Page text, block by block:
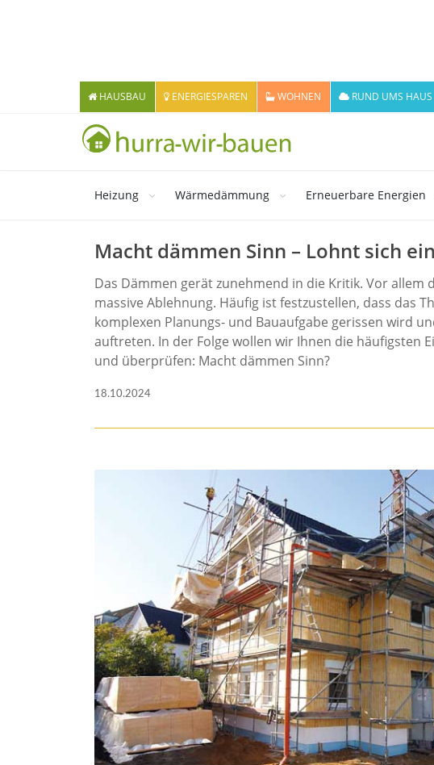
HAUSBAU ENERGIESPAREN WOHNEN RUND UMS HAUS
Heizung Wärmedämmung Erneuerbare Energien
Macht dämmen Sinn – Lohnt sich
Das Dämmen gerät zunehmend in die Kritik. Vor allem
massive Ablehnung. Häufig ist festzustellen, dass das
komplexen Planungs- und Bauaufgabe gerissen wird
auftreten. In der Folge wollen wir Ihnen die häufigsten
und überprüfen: Macht dämmen Sinn?
18.10.2024